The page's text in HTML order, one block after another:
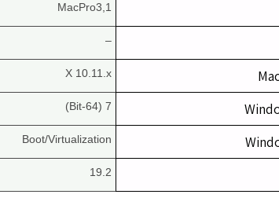
MacPro3,1
–
X 10.11.x
7 (64-Bit)
Boot/Virtualization
19.2